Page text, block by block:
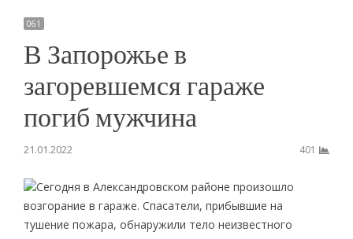
061
В Запорожье в
загоревшемся гараже
погиб мужчина
21.01.2022 401
Сегодня в Александровском районе произошло
возгорание в гараже. Спасатели, прибывшие на
тушение пожара, обнаружили тело неизвестного